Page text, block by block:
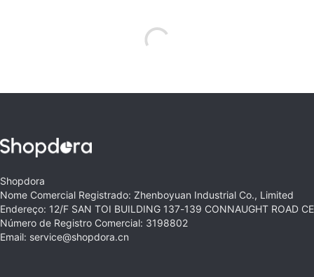
Shopdora
Nome Comercial Registrado: Zhenboyuan Industrial Co., Limited
Endereço: 12/F SAN TOI BUILDING 137-139 CONNAUGHT ROAD
Número de Registro Comercial: 3198802
Email: service@shopdora.cn